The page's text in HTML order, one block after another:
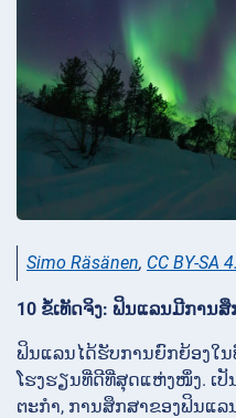
Simo Räsänen, CC BY-SA
10 ຂໍ້ເທັດຈິງ: ຟິນແລນມີການ
ຟິນແລນໄດ້ຮັບການຍົກຍ້ອງໃ
ໂຮງຮຽນທີ່ດີທີ່ສຸດແຫ່ງໜຶ່ງ. ເ
ຕະກຳ, ການສຶກສາຂອງຟິນແ